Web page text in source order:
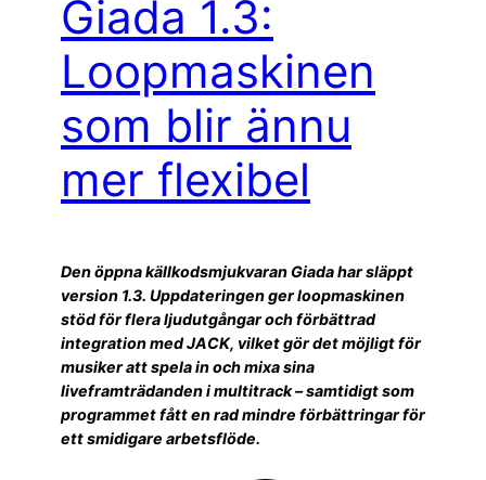
Giada 1.3:
Loopmaskinen
som blir ännu
mer flexibel
Den öppna källkodsmjukvaran Giada har släppt
version 1.3. Uppdateringen ger loopmaskinen
stöd för flera ljudutgångar och förbättrad
integration med JACK, vilket gör det möjligt för
musiker att spela in och mixa sina
liveframträdanden i multitrack – samtidigt som
programmet fått en rad mindre förbättringar för
ett smidigare arbetsflöde.